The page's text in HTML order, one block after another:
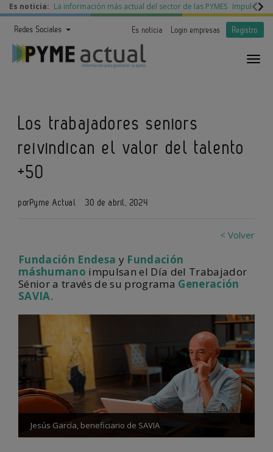
Es noticia: La información más actual del sector de las PYMES Impulso a
Redes Sociales Es noticia Login empresas Registro
Los trabajadores seniors
reivindican el valor del talento
+50
porPyme Actual 30 de abril, 2024
< Volver
Fundación Endesa y Fundación
máshumano impulsan el Día del Trabajador
Sénior a través de su programa Generación
SAVIA.
Jesús García, beneficiario de SAVIA